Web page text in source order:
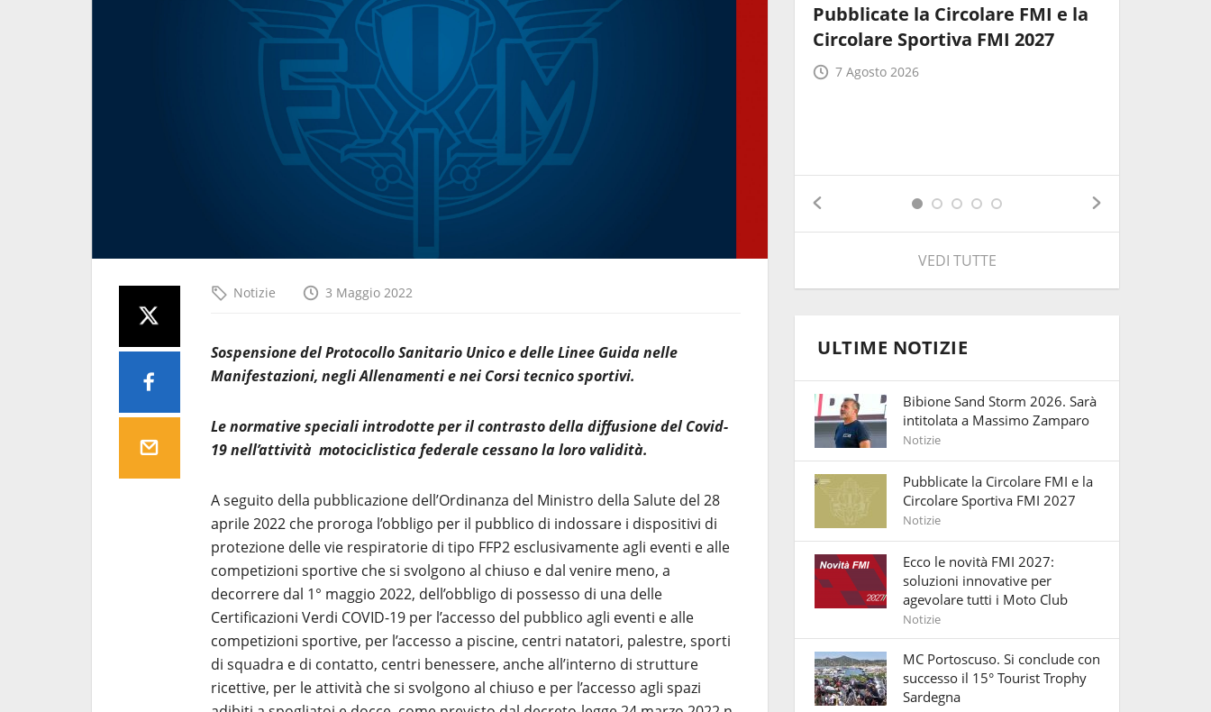
Notizie 3 Maggio 2022
Sospensione del Protocollo Sanitario Unico e delle Linee Guida nelle
Manifestazioni, negli Allenamenti e nei Corsi tecnico sportivi.
Le normative speciali introdotte per il contrasto della diffusione del Covid-
19 nell’attività motociclistica federale cessano la loro validità.
A seguito della pubblicazione dell’Ordinanza del Ministro della Salute del 28
aprile 2022 che proroga l’obbligo per il pubblico di indossare i dispositivi di
protezione delle vie respiratorie di tipo FFP2 esclusivamente agli eventi e alle
competizioni sportive che si svolgono al chiuso e dal venire meno, a
decorrere dal 1° maggio 2022, dell’obbligo di possesso di una delle
Certificazioni Verdi COVID-19 per l’accesso del pubblico agli eventi e alle
competizioni sportive, per l’accesso a piscine, centri natatori, palestre, sporti
di squadra e di contatto, centri benessere, anche all’interno di strutture
ricettive, per le attività che si svolgono al chiuso e per l’accesso agli spazi
Nasce "The Women Behind
Every Race -Edition 1.0": un
progetto per avvicinare le
future professioniste al mondo
del motociclismo
La Federazione Motociclistica
Italiana rilancia il progetto di
riapertura dell’impianto di
Polcanto
4 Agosto 2026
Pubblicate la Circolare FMI e la
Circolare Sportiva FMI 2027
7 Agosto 2026
VEDI TUTTE
ULTIME NOTIZIE
Bibione Sand Storm 2026. Sarà
intitolata a Massimo Zamparo
Notizie
Pubblicate la Circolare FMI e la
Circolare Sportiva FMI 2027
Notizie
Ecco le novità FMI 2027:
soluzioni innovative per
agevolare tutti i Moto Club
Notizie
MC Portoscuso. Si conclude con
successo il 15° Tourist Trophy
Sardegna